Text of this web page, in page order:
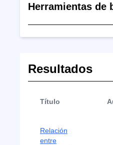
Herramientas de
Resultados
Título
Relación
entre